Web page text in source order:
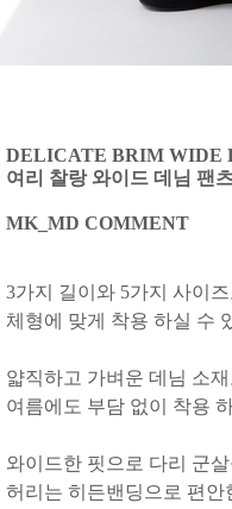
DELICATE BRIM WIDE
여리 찰랑 와이드 데님 팬
MK_MD COMMENT
3가지 길이와 5가지 사이즈
체형에 맞게 착용 하실 수
얇직하고 가벼운 데님 소재
여름에도 부담 없이 착용
와이드한 핏으로 다리 군
허리는 히든밴딩으로 편안